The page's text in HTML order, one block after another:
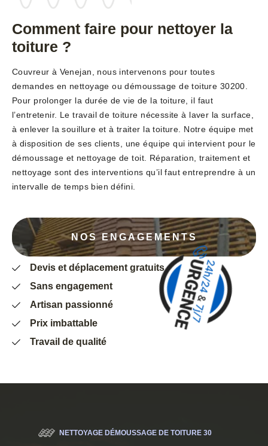
Comment faire pour nettoyer la
toiture ?
Couvreur à Venejan, nous intervenons pour toutes
demandes en nettoyage ou démoussage de toiture 30200.
Pour prolonger la durée de vie de la toiture, il faut
l’entretenir. Le travail de toiture nécessite à laver la surface,
à enlever la souillure et à traiter la toiture. Notre équipe met
à disposition de ses clients, une équipe qui intervient pour le
démoussage et nettoyage de toit. Réparation, traitement et
nettoyage sont des interventions qu’il faut entreprendre à un
intervalle de temps bien défini.
NOS ENGAGEMENTS
Devis et déplacement gratuits
Sans engagement
Artisan passionné
Prix imbattable
Travail de qualité
NETTOYAGE DÉMOUSSAGE DE TOITURE 30